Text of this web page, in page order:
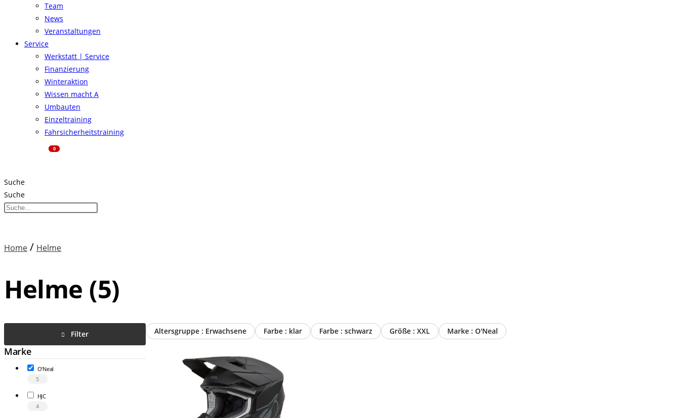
Team
News
Veranstaltungen
Service
Werkstatt | Service
Finanzierung
Winteraktion
Wissen macht A
Umbauten
Einzeltraining
Fahrsicherheitstraining
0
Suche
Suche
Home / Helme
Helme (5)
Filter
Marke
O'Neal
5
HJC
4
Altersgruppe : Erwachsene Farbe : klar Farbe : schwarz Größe : XXL Marke : O'Neal